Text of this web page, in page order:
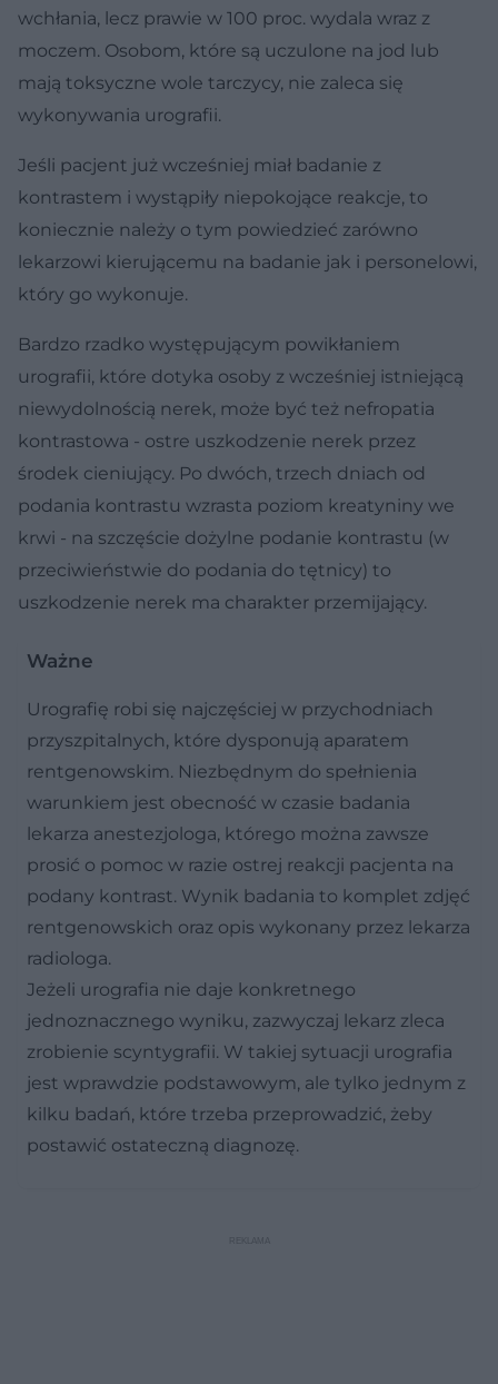
wchłania, lecz prawie w 100 proc. wydala wraz z
moczem. Osobom, które są uczulone na jod lub
mają toksyczne wole tarczycy, nie zaleca się
wykonywania urografii.
Jeśli pacjent już wcześniej miał badanie z
kontrastem i wystąpiły niepokojące reakcje, to
koniecznie należy o tym powiedzieć zarówno
lekarzowi kierującemu na badanie jak i personelowi,
który go wykonuje.
Bardzo rzadko występującym powikłaniem
urografii, które dotyka osoby z wcześniej istniejącą
niewydolnością nerek, może być też nefropatia
kontrastowa - ostre uszkodzenie nerek przez
środek cieniujący. Po dwóch, trzech dniach od
podania kontrastu wzrasta poziom kreatyniny we
krwi - na szczęście dożylne podanie kontrastu (w
przeciwieństwie do podania do tętnicy) to
uszkodzenie nerek ma charakter przemijający.
Ważne
Urografię robi się najczęściej w przychodniach
przyszpitalnych, które dysponują aparatem
rentgenowskim. Niezbędnym do spełnienia
warunkiem jest obecność w czasie badania
lekarza anestezjologa, którego można zawsze
prosić o pomoc w razie ostrej reakcji pacjenta na
podany kontrast. Wynik badania to komplet zdjęć
rentgenowskich oraz opis wykonany przez lekarza
radiologa.
Jeżeli urografia nie daje konkretnego
jednoznacznego wyniku, zazwyczaj lekarz zleca
zrobienie scyntygrafii. W takiej sytuacji urografia
jest wprawdzie podstawowym, ale tylko jednym z
kilku badań, które trzeba przeprowadzić, żeby
postawić ostateczną diagnozę.